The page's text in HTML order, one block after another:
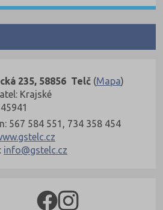
235, 58856 Telč (Mapa)
Krajské
567 584 551, 734 358 454
info@gstelc.cz